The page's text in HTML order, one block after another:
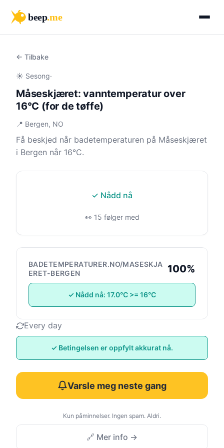
beep.me
← Tilbake
☀️ Sesong·
Måseskjæret: vanntemperatur over
16°C (for de tøffe)
📍 Bergen, NO
Få beskjed når badetemperaturen på Måseskjæret
i Bergen når 16°C.
✓ Nådd nå
👀 15 følger med
BADETEMPERATURER.NO/MASESKJA
ERET-BERGEN
100%
✓ Nådd nå: 17.0°C >= 16°C
Every day
✓ Betingelsen er oppfylt akkurat nå.
Varsle meg neste gang
Kun påminnelser. Ingen spam. Aldri.
🔗 Mer info →